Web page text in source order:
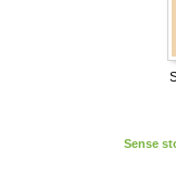
Sense